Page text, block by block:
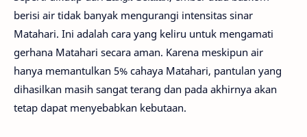
berisi air tidak banyak mengurangi intensitas sinar
Matahari. Ini adalah cara yang keliru untuk mengamati
gerhana Matahari secara aman. Karena meskipun air
hanya memantulkan 5% cahaya Matahari, pantulan yang
dihasilkan masih sangat terang dan pada akhirnya akan
tetap dapat menyebabkan kebutaan.